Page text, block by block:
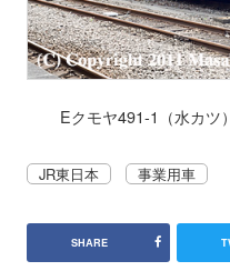
Eクモヤ491-1（水カ
JR東日本 事業用車
SHARE